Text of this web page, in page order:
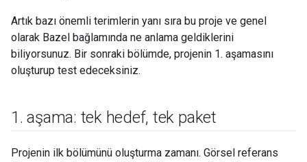
Artık bazı önemli terimlerin yanı sıra bu proje ve genel
olarak Bazel bağlamında ne anlama geldiklerini
biliyorsunuz. Bir sonraki bölümde, projenin 1. aşamasını
oluşturup test edeceksiniz.
1. aşama: tek hedef, tek paket
Projenin ilk bölümünü oluşturma zamanı. Görsel referans